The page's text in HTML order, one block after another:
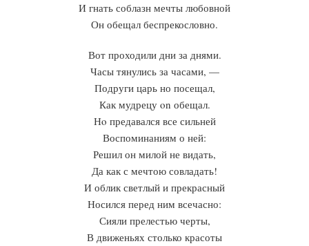
И гнать соблазн мечты любовной
Он обещал беспрекословно.
Вот проходили дни за днями.
Часы тянулись за часами, —
Подруги царь но посещал,
Как мудрецу on обещал.
Нo предавался все сильней
Воспоминаниям о ней:
Решил он милой не видать,
Да как с мечтою совладать!
И облик светлый и прекрасный
Носился перед ним всечасно:
Сияли прелестью черты,
В движеньях столько красоты